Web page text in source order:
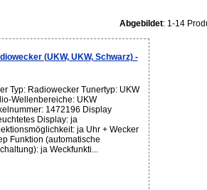
Abgebildet: 1-14
(UKW, UKW, Schwarz) -
Typ: Radiowecker Tunertyp: UKW
Wellenbereiche: UKW
1472196 Display
Display: ja
ja Uhr + Wecker
Funktion (automatische
ja Weckfunkti...